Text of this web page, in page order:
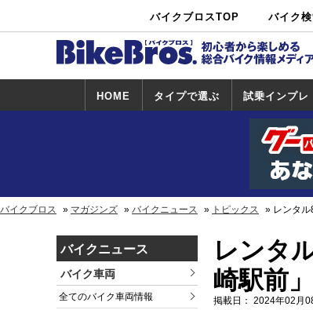
バイクブロスTOP バイク
中古バイ
ク・新車
カタログ
索
ショップ
索
HOME タイプで選ぶ 試乗インプレ
試乗インプレ
一覧
ホンダ
ヤマハ
スズキ
カワサキ
ハーレー
BMW
トライアンフ
ドゥカティ
バイクブロス マガジンズ バイクニュース トピックス レンタ
バイクニュース
バイク車両
全てのバイク車両情報
レンタ
崎駅前
掲載日： 2024年02月